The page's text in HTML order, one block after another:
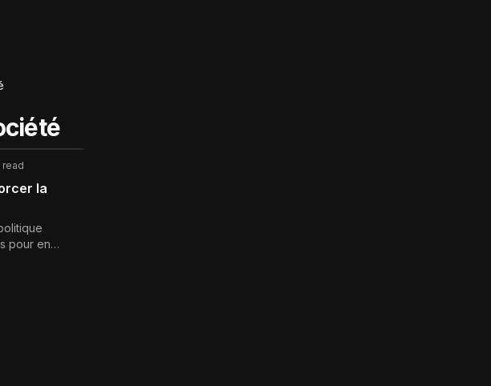
read
la
pour en